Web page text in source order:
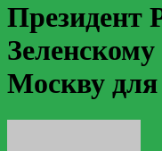
Президент
Москву для